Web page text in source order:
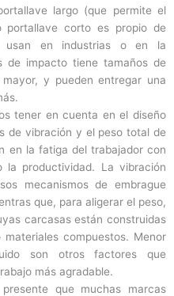
largo (que permite el
portallave corto es propio de
usan en industrias o en la
de impacto tiene tamaños de
y pueden entregar una
tener en cuenta en el diseño
de vibración y el peso total de
en la fatiga del trabajador con
la productividad. La vibración
mecanismos de embrague
que, para aligerar el peso,
carcasas están construidas
compuestos. Menor
son otros factores que
más agradable.
que muchas marcas